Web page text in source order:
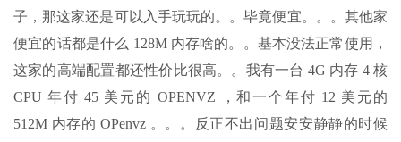
子，那这家还是可以入手玩玩的。。毕竟便宜。。。其他家
便宜的话都是什么 128M 内存啥的。。基本没法正常使用，
这家的高端配置都还性价比很高。。我有一台 4G 内存 4 核
CPU 年付 45 美元的 OPENVZ ，和一个年付 12 美元的
512M 内存的 OPenvz 。。。反正不出问题安安静静的时候